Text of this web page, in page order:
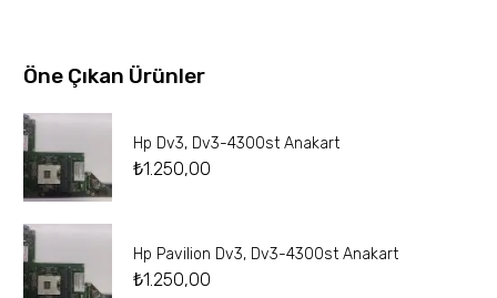
Öne Çıkan Ürünler
Hp Dv3, Dv3-4300st Anakart
₺1.250,00
Hp Pavilion Dv3, Dv3-4300st Anakart
₺1.250,00